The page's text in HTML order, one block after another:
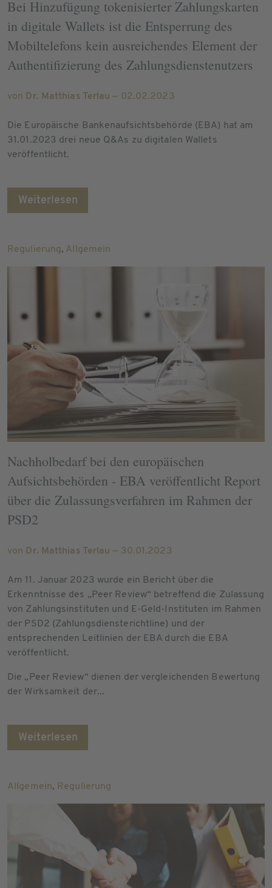
Bei Hinzufügung tokenisierter Zahlungskarten
in digitale Wallets ist die Entsperrung des
Mobiltelefons kein ausreichendes Element der
Authentifizierung des Zahlungsdienstenutzers
von Dr. Matthias Terlau — 02.02.2023
Die Europäische Bankenaufsichtsbehörde (EBA) hat am
31.01.2023 drei neue Q&As zu digitalen Wallets
veröffentlicht.
Weiterlesen
Regulierung, Allgemein
Nachholbedarf bei den europäischen
Aufsichtsbehörden - EBA veröffentlicht Report
über die Zulassungsverfahren im Rahmen der
PSD2
von Dr. Matthias Terlau — 30.01.2023
Am 11. Januar 2023 wurde ein Bericht über die
Erkenntnisse des „Peer Review“ betreffend die Zulassung
von Zahlungsinstituten und E-Geld-Instituten im Rahmen
der PSD2 (Zahlungsdiensterichtline) und der
entsprechenden Leitlinien der EBA durch die EBA
veröffentlicht.
Die „Peer Review“ dienen der vergleichenden Bewertung
der Wirksamkeit der...
Weiterlesen
Allgemein, Regulierung